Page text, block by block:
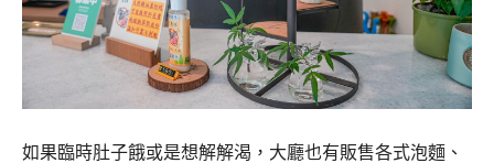
如果臨時肚子餓或是想解解渴，大廳也有販售各式泡麵、